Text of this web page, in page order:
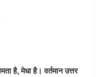
है, मेधा है। वर्तमान उत्तर